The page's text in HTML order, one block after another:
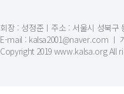
회장 : 성정준ㅣ주소 : 서울시 성북구
E-mail : kalsa2001@naver.com ㅣ
Copyright 2019 www.kalsa.org All